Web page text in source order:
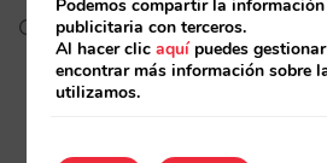
Gracias a esto podrás:
Podemos compartir la
publicitaria con terceros.
Al hacer clicaquípuedes
encontrar más información sobre
utilizamos.